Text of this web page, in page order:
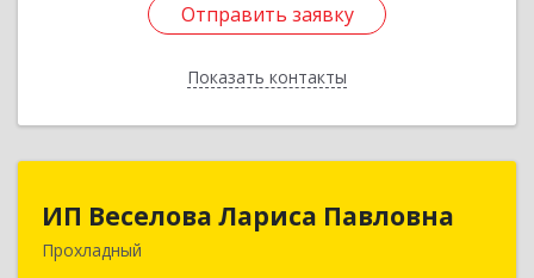
Отправить заявку
Показать контакты
Отправить заявку
Назад
ИП Веселова Лариса Павловна
Прохладный